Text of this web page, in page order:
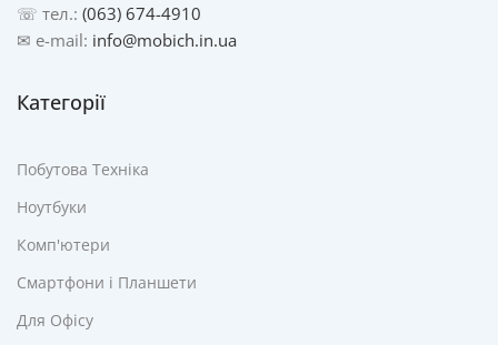
☏ тел.: (063) 674-4910
✉ e-mail: info@mobich.in.ua
Категорії
Побутова Техніка
Ноутбуки
Комп'ютери
Смартфони і Планшети
Для Офісу